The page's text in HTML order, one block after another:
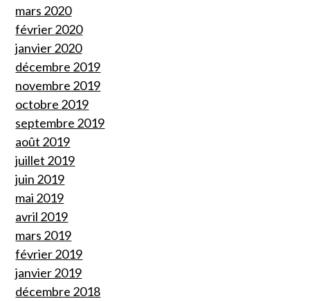
mars 2020
février 2020
janvier 2020
décembre 2019
novembre 2019
octobre 2019
septembre 2019
août 2019
juillet 2019
juin 2019
mai 2019
avril 2019
mars 2019
février 2019
janvier 2019
décembre 2018